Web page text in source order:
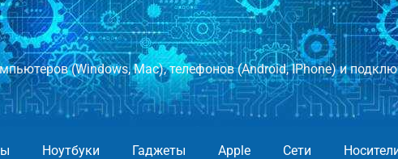
(Windows, Mac), телефонов (Android, IPhone) и
Ноутбуки Гаджеты Apple Сети